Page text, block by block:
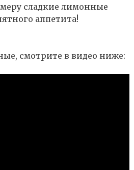
сладкие лимонные
аппетита!
смотрите в видео ниже: